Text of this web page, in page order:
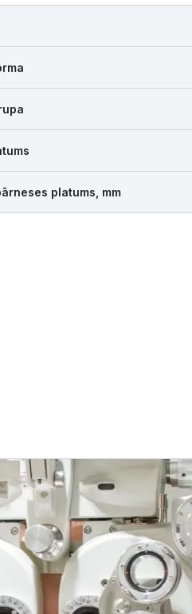
platums, mm